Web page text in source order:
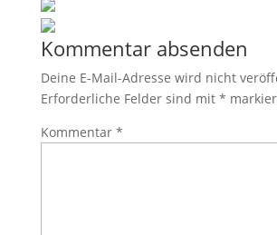
Kommentar absenden
Deine E-Mail-Adresse wird nicht
Erforderliche Felder sind mit *
Kommentar *